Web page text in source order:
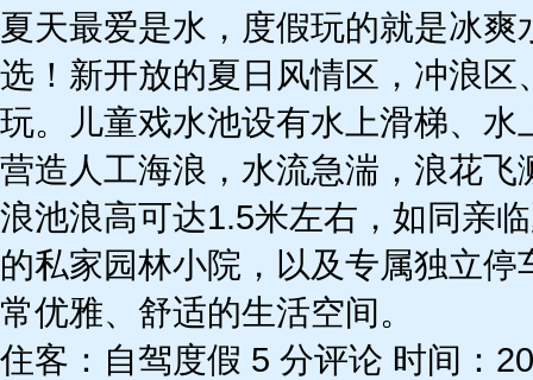
夏天最爱是水，度假玩的就是冰
选！新开放的夏日风情区，冲浪
玩。儿童戏水池设有水上滑梯、
营造人工海浪，水流急湍，浪花
浪池浪高可达1.5米左右，如同亲
的私家园林小院，以及专属独立
常优雅、舒适的生活空间。
住客：自驾度假 5 分评论 时间：